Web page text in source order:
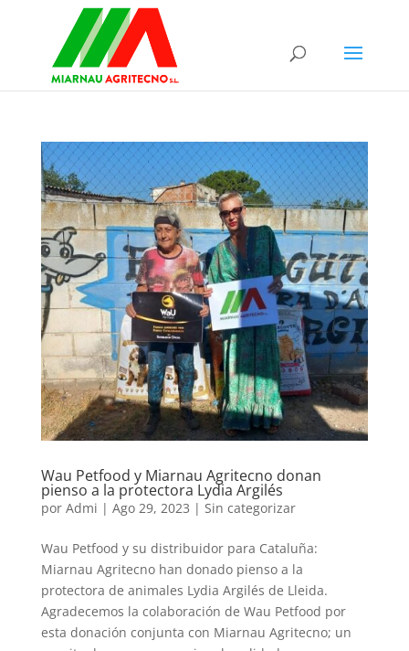
Wau Petfood y Miarnau Agritecno donan
pienso a la protectora Lydia Argilés
por Admi | Ago 29, 2023 | Sin categorizar
Wau Petfood y su distribuidor para Cataluña:
Miarnau Agritecno han donado pienso a la
protectora de animales Lydia Argilés de Lleida.
Agradecemos la colaboración de Wau Petfood por
esta donación conjunta con Miarnau Agritecno; un